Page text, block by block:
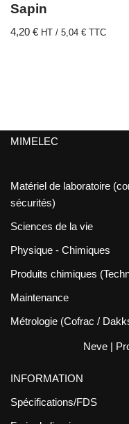
Sapin
4,20 € HT / 5,04 € TTC
MIMELEC
Matériel de laboratoire
sécurités)
Sciences de la vie
Physique - Chimiques
Produits chimiques
Maintenance
Métrologie (Cofrac /
Neve |
INFORMATION
Spécifications/FDS